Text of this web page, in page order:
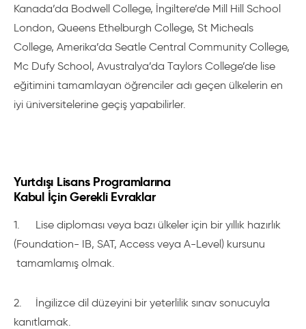
Kanada’da Bodwell College, İngiltere’de Mill Hill School
London, Queens Ethelburgh College, St Micheals
College, Amerika’da Seatle Central Community College,
Mc Dufy School, Avustralya’da Taylors College’de lise
eğitimini tamamlayan öğrenciler adı geçen ülkelerin en
iyi üniversitelerine geçiş yapabilirler.
Yurtdışı Lisans Programlarına
Kabul İçin Gerekli Evraklar
1.
Lise diploması veya bazı ülkeler için bir yıllık hazırlık
(Foundation- IB, SAT, Access veya A-Level) kursunu
tamamlamış olmak.
2.
İngilizce dil düzeyini bir yeterlilik sınav sonucuyla
kanıtlamak.